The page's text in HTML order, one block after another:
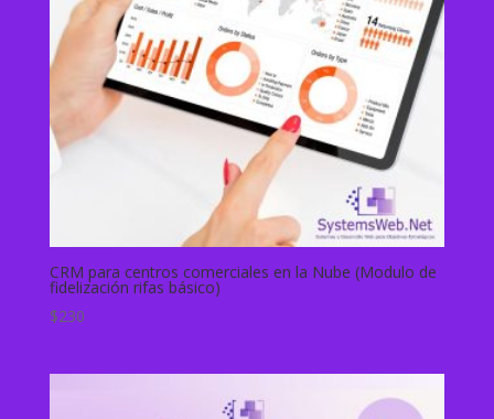
CRM para centros comerciales en la Nube (Modulo de
fidelización rifas básico)
$230